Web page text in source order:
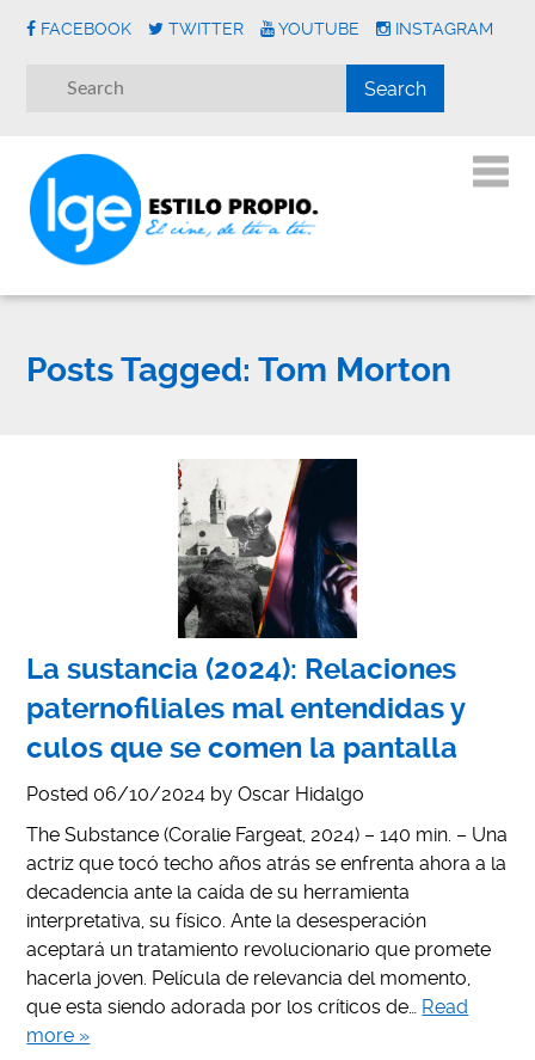
FACEBOOK TWITTER YOUTUBE INSTAGRAM
Posts Tagged: Tom Morton
La sustancia (2024): Relaciones
paternofiliales mal entendidas y
culos que se comen la pantalla
Posted 06/10/2024 byOscar Hidalgo
The Substance (Coralie Fargeat, 2024) – 140 min. – Una
actriz que tocó techo años atrás se enfrenta ahora a la
decadencia ante la caída de su herramienta
interpretativa, su físico. Ante la desesperación
aceptará un tratamiento revolucionario que promete
hacerla joven. Película de relevancia del momento,
que esta siendo adorada por los críticos de… Read
more »